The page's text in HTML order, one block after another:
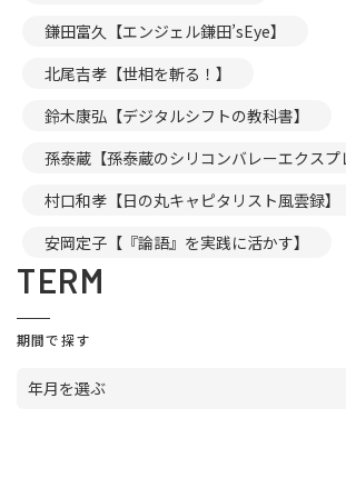
鎌田富久【エンジェル鎌田’sEye】
北尾吉孝【世相を斬る！】
鈴木康弘【デジタルシフトの教科書】
孫泰蔵【孫泰蔵のシリコンバレーエクスプ
村口和孝【日の丸キャピタリスト風雲録】
安岡定子【『論語』を実践に活かす】
TERM
期間で探す
年月を選ぶ